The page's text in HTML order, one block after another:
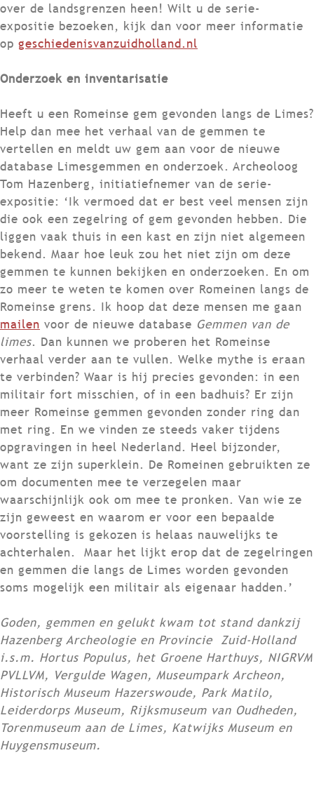
over de landsgrenzen heen! Wilt u de serie-
expositie bezoeken, kijk dan voor meer informatie
op geschiedenisvanzuidholland.nl
Onderzoek en inventarisatie
Heeft u een Romeinse gem gevonden langs de Limes?
Help dan mee het verhaal van de gemmen te
vertellen en meldt uw gem aan voor de nieuwe
database Limesgemmen en onderzoek. Archeoloog
Tom Hazenberg, initiatiefnemer van de serie-
expositie: ‘Ik vermoed dat er best veel mensen zijn
die ook een zegelring of gem gevonden hebben. Die
liggen vaak thuis in een kast en zijn niet algemeen
bekend. Maar hoe leuk zou het niet zijn om deze
gemmen te kunnen bekijken en onderzoeken. En om
zo meer te weten te komen over Romeinen langs de
Romeinse grens. Ik hoop dat deze mensen me gaan
mailen voor de nieuwe database Gemmen van de
limes. Dan kunnen we proberen het Romeinse
verhaal verder aan te vullen. Welke mythe is eraan
te verbinden? Waar is hij precies gevonden: in een
militair fort misschien, of in een badhuis? Er zijn
meer Romeinse gemmen gevonden zonder ring dan
met ring. En we vinden ze steeds vaker tijdens
opgravingen in heel Nederland. Heel bijzonder,
want ze zijn superklein. De Romeinen gebruikten ze
om documenten mee te verzegelen maar
waarschijnlijk ook om mee te pronken. Van wie ze
zijn geweest en waarom er voor een bepaalde
voorstelling is gekozen is helaas nauwelijks te
achterhalen. Maar het lijkt erop dat de zegelringen
en gemmen die langs de Limes worden gevonden
soms mogelijk een militair als eigenaar hadden.’
Goden, gemmen en gelukt kwam tot stand dankzij
Hazenberg Archeologie en Provincie Zuid-Holland
i.s.m. Hortus Populus, het Groene Harthuys, NIGRVM
PVLLVM, Vergulde Wagen, Museumpark Archeon,
Historisch Museum Hazerswoude, Park Matilo,
Leiderdorps Museum, Rijksmuseum van Oudheden,
Torenmuseum aan de Limes, Katwijks Museum en
Huygensmuseum.